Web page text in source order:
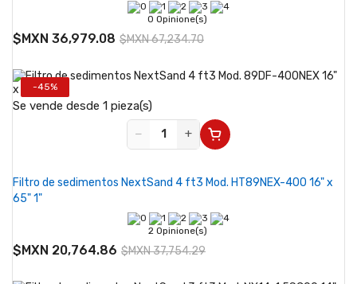
0 Opinione(s)
$MXN 36,979.08 $MXN 67,234.70
-45%
Se vende desde 1 pieza(s)
−
+
Filtro de sedimentos NextSand 4 ft3 Mod. HT89NEX-400 16" x
65" 1"
2 Opinione(s)
$MXN 20,764.86 $MXN 37,754.29